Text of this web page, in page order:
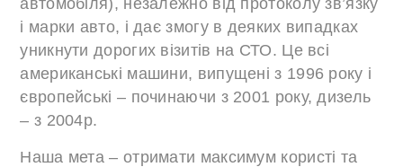
автомобіля), незалежно від протоколу зв’язку
і марки авто, і дає змогу в деяких випадках
уникнути дорогих візитів на СТО. Це всі
американські машини, випущені з 1996 року і
європейські – починаючи з 2001 року, дизель
– з 2004р.
Наша мета – отримати максимум користі та